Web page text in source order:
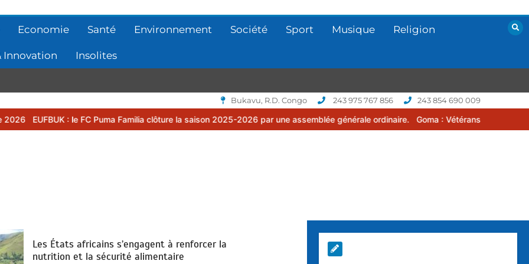
Economie Santé Environnement Société Sport Musique Religion
Innovation Insolites
Bukavu, R.D. Congo 243 975 767 856 243 854 690 009
: le FC Puma Familia clôture la saison 2025-2026 par une assemblée générale ordinaire. Goma : Vétérans Cup 2026 -2027, une
Les États africains s’engagent à renforcer la
nutrition et la sécurité alimentaire